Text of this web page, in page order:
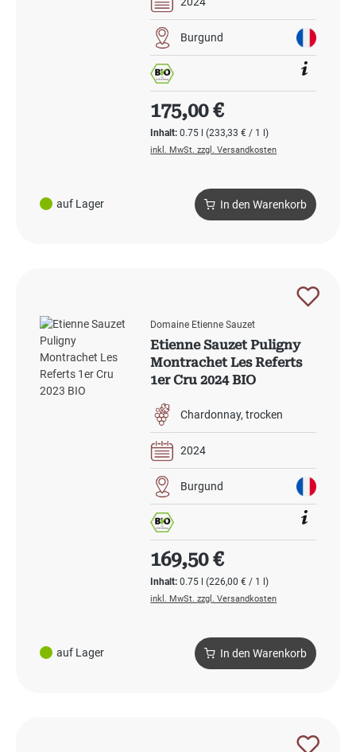
auf Lager
Burgund
Inhalt:0.75 l(233,33 € / 1 l)
Regulärer Preis:
175,00 €
inkl. MwSt. zzgl. Versandkosten
In den Warenkorb
auf Lager
Domaine Etienne Sauzet
Etienne Sauzet Puligny
Montrachet Les Referts
1er Cru 2024 BIO
Chardonnay trocken
2024
Burgund
Inhalt:0.75 l(226,00 € / 1 l)
Regulärer Preis:
169,50 €
inkl. MwSt. zzgl. Versandkosten
In den Warenkorb